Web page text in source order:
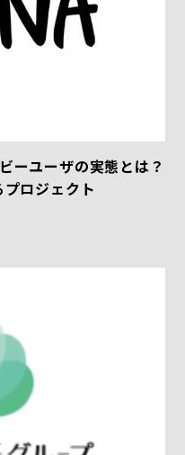
ーユーザの実態とは？
ロジェクト